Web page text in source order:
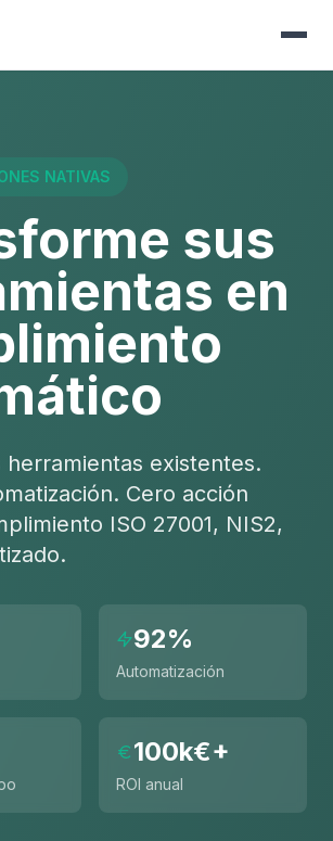
NATIVAS
sus
en
herramientas existentes.
Cero acción
ISO 27001, NIS2,
92%
Automatización
100k€+
ROI anual